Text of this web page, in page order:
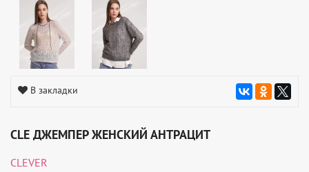
В закладки
CLE ДЖЕМПЕР ЖЕНСКИЙ АНТРАЦИТ
CLEVER